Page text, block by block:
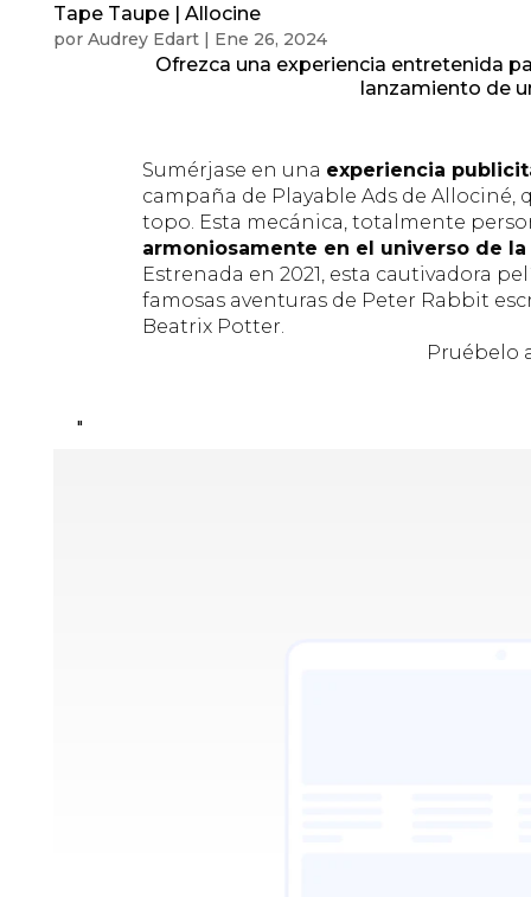
Tape Taupe | Allocine
por Audrey Edart| Ene 26, 2024
Ofrezca una experiencia entretenida
lanzamiento de
Sumérjase en una experiencia
campaña de Playable Ads de Allociné,
topo. Esta mecánica, totalmente
armoniosamente en el universo de
Estrenada en 2021, esta cautivadora
famosas aventuras de Peter Rabbit
Beatrix Potter.
Pruébelo
"